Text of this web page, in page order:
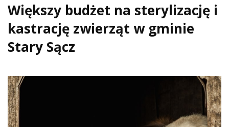
Większy budżet na sterylizację i
kastrację zwierząt w gminie
Stary Sącz